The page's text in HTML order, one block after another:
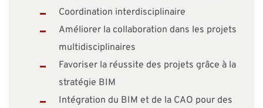
Coordination interdisciplinaire
Améliorer la collaboration dans les projets
multidisciplinaires
Favoriser la réussite des projets grâce à la
stratégie BIM
Intégration du BIM et de la CAO pour des